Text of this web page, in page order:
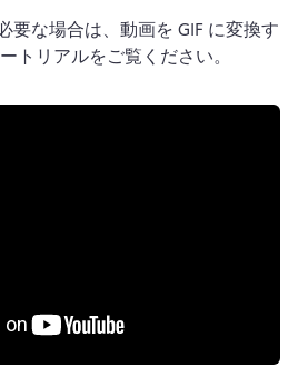
要な場合は、 動画を GIF に変換す
トリアルをご覧ください。